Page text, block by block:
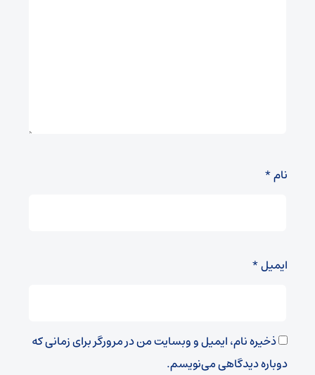
نام*
ایمیل*
ذخیره نام، ایمیل و وبسایت من در مرورگر برای زمانی که
دوباره دیدگاهی می‌نویسم.